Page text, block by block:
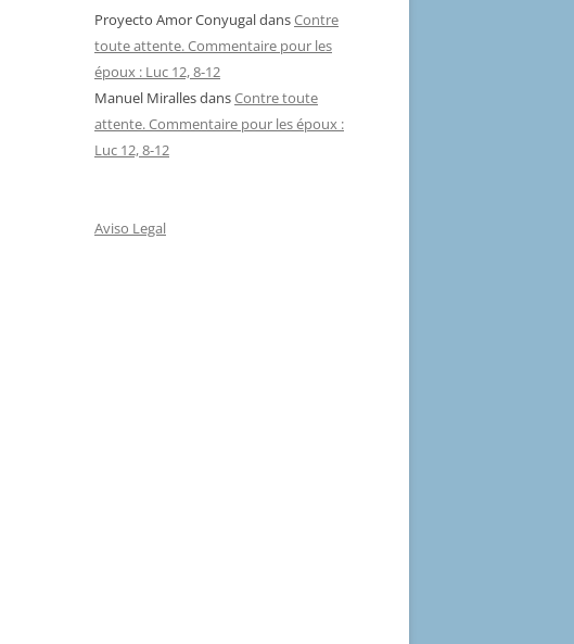
Proyecto Amor ConyugaldansContre
toute attente. Commentaire pour les
époux : Luc 12, 8-12
Manuel MirallesdansContre toute
attente. Commentaire pour les époux :
Luc 12, 8-12
Aviso Legal